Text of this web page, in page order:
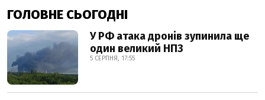
ГОЛОВНЕ СЬОГОДНІ
У РФ атака дронів зупинила ще
один великий НПЗ
5 СЕРПНЯ, 17:55